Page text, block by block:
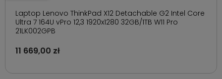
Laptop Lenovo ThinkPad X12 Detachable G2 Intel Core
Ultra 7 164U vPro 12,3 1920x1280 32GB/1TB W11 Pro
21LK002GPB
11 669,00 zł